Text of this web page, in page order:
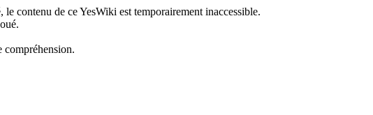
contenu de ce YesWiki est temporairement inaccessible.
compréhension.